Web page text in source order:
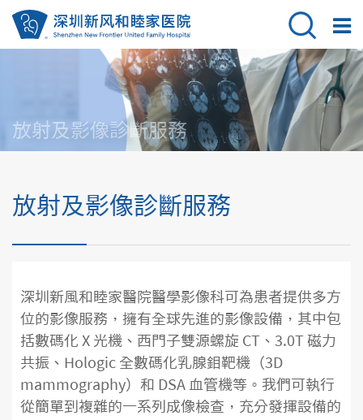
放射及影像診斷服務
放射及影像診斷服務
深圳新風和睦家醫院醫學影像科可為患者提供多方
位的影像服務，擁有全球先進的影像設備，其中包
括數碼化 X 光機、西門子雙源螺旋 CT、3.0T 磁力
共振、Hologic 全數碼化乳腺鉬靶機（3D
mammography）和 DSA 血管機等。我們可執行
從簡單到複雜的一系列成像檢查，充分發揮設備的